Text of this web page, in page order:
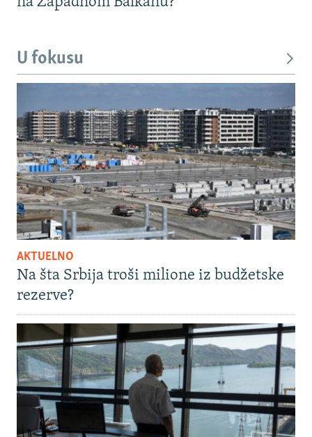
U fokusu
AKTUELNO
Na šta Srbija troši milione iz budžetske
rezerve?